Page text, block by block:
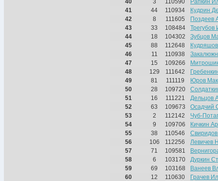
40
3 110590
Рапкин
41
44 110934
Кудрин
42
8 111605
Поздеев
43
33 108484
Трегубов
44
18 104302
Зубцов
45
88 112648
46
11 110938
47
15 109266
48
129 111642
49
81 111119
Юров
50
28 109720
51
16 111221
Дельцов
52
63 109673
Осадчий
53
2 112142
Чуб-
54
9 109706
Кичкин
55
38 110546
56
106 112256
Левичев
57
71 109581
58
6 103170
Дуркин
59
69 103168
Ванеев
60
12 110630
Грачев